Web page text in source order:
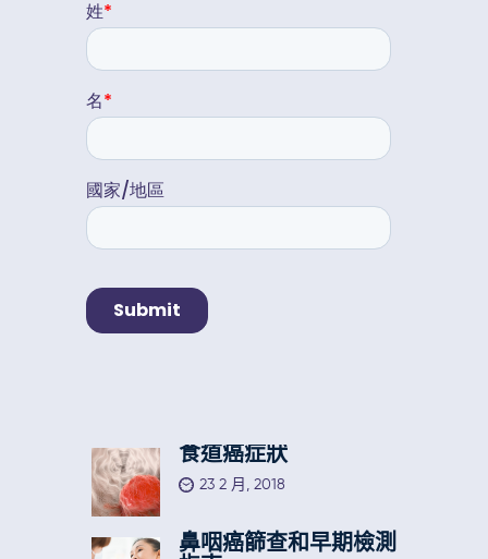
食道癌症狀
23 2 月, 2018
鼻咽癌篩查和早期檢測